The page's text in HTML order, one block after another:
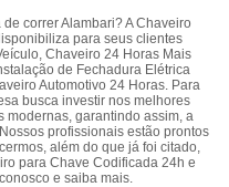
correr Alambari? A Chaveiro
para seus clientes
Chaveiro 24 Horas Mais
de Fechadura Elétrica
Automotivo 24 Horas. Para
busca investir nos melhores
modernas, garantindo assim, a
profissionais estão prontos
além do que já foi citado,
para Chave Codificada 24h e
e saiba mais.